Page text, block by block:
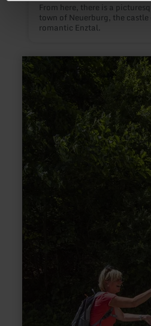
From here, there is a
town of Neuerburg, the
romantic Enztal.
learn
more
about:
Demerather